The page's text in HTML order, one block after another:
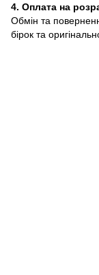
4. Оплата на
Обмін та
бірок та